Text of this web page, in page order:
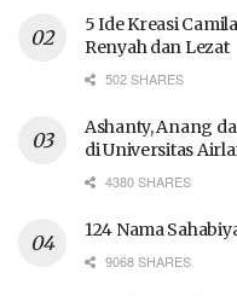
5 Ide Kreasi
Renyah dan Lezat
502 SHARES
Ashanty, Anang
di Universitas
4380 SHARES
124 Nama
9068 SHARES